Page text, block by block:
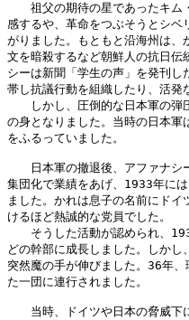
祖父の期待の星であったキム
感するや、革命をつぶそうとシベ
がりました。もともと沿海州は
文を暗殺するなど朝鮮人の抗日伝
シーは新聞「学生の声」を発刊
帯し抗議行動を組織したり、活発
しかし、圧倒的な日本軍の弾
の身となりました。当時の日本軍
をふるっていました。
日本軍の撤退後、アファナシ
集団化で業績をあげ、1933年に
ました。かれは息子の名前にド
けるほど熱誠的な党員でした。
そうした活動が認められ、
どの幹部に成長しました。しか
突然魔の手が伸びました。36年
た一団に連行されました。
当時、ドイツや日本の脅威下